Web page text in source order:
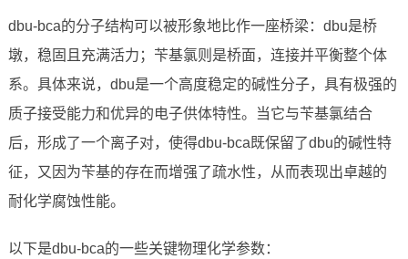
dbu-bca的分子结构可以被形象地比作一座桥梁：dbu是桥
墩，稳固且充满活力；苄基氯则是桥面，连接并平衡整个体
系。具体来说，dbu是一个高度稳定的碱性分子，具有极强的
质子接受能力和优异的电子供体特性。当它与苄基氯结合
后，形成了一个离子对，使得dbu-bca既保留了dbu的碱性特
征，又因为苄基的存在而增强了疏水性，从而表现出卓越的
耐化学腐蚀性能。
以下是dbu-bca的一些关键物理化学参数：